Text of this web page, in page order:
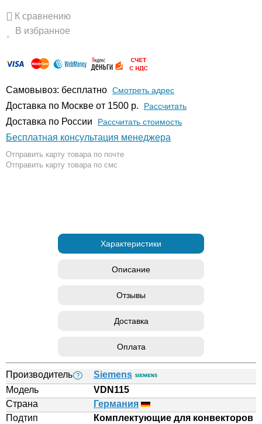
К сравнению
В избранное
Самовывоз: бесплатно Смотреть адрес
Доставка по Москве от 1500 р. Расcчитать
Доставка по России Рассчитать стоимость
Бесплатная консультация менеджера
Отправить карту товара по почте
Отправить карту товара по смс
Характеристики
Описание
Отзывы
Доставка
Оплата
Производитель ?
Siemens
Модель
VDN115
Страна
Германия
Подтип
Комплектующие для конвекторов